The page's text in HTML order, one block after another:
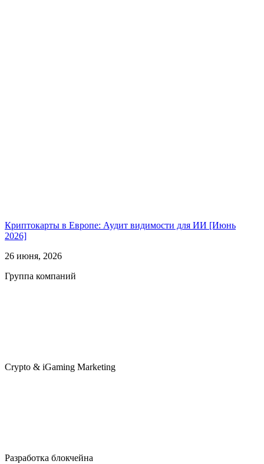
Криптокарты в Европе: Аудит видимости для ИИ [Июнь
2026]
26 июня, 2026
Группа компаний
Crypto & iGaming Marketing
Разработка блокчейна